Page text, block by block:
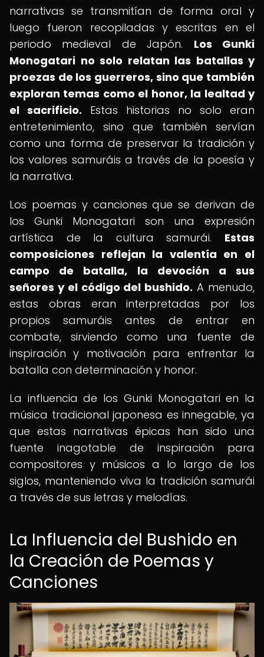
narrativas se transmitían de forma oral y
luego fueron recopiladas y escritas en el
periodo medieval de Japón. Los Gunki
Monogatari no solo relatan las batallas y
proezas de los guerreros, sino que también
exploran temas como el honor, la lealtad y
el sacrificio. Estas historias no solo eran
entretenimiento, sino que también servían
como una forma de preservar la tradición y
los valores samuráis a través de la poesía y
la narrativa.
Los poemas y canciones que se derivan de
los Gunki Monogatari son una expresión
artística de la cultura samurái. Estas
composiciones reflejan la valentía en el
campo de batalla, la devoción a sus
señores y el código del bushido. A menudo,
estas obras eran interpretadas por los
propios samuráis antes de entrar en
combate, sirviendo como una fuente de
inspiración y motivación para enfrentar la
batalla con determinación y honor.
La influencia de los Gunki Monogatari en la
música tradicional japonesa es innegable, ya
que estas narrativas épicas han sido una
fuente inagotable de inspiración para
compositores y músicos a lo largo de los
siglos, manteniendo viva la tradición samurái
a través de sus letras y melodías.
La Influencia del Bushido en
la Creación de Poemas y
Canciones